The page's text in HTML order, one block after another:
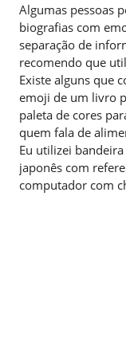
Algumas pessoas
biografias com
separação de
recomendo que
Existe alguns que
emoji de um livro
paleta de cores
quem fala de
Eu utilizei
japonês com
computador com